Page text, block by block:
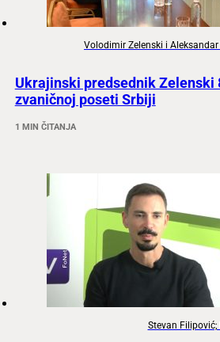
Volodimir Zelenski i
Ukrajinski predsednik Zelenski
zvaničnoj poseti Srbiji
1 MIN ČITANJA
Stevan